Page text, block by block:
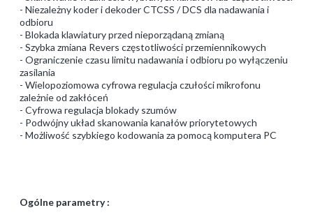
- Niezależny koder i dekoder CTCSS / DCS dla nadawania i
odbioru
- Blokada klawiatury przed nieporządaną zmianą
- Szybka zmiana Revers częstotliwości przemiennikowych
- Ograniczenie czasu limitu nadawania i odbioru po wyłączeniu
zasilania
- Wielopoziomowa cyfrowa regulacja czułości mikrofonu
zależnie od zakłóceń
- Cyfrowa regulacja blokady szumów
- Podwójny układ skanowania kanałów priorytetowych
- Możliwość szybkiego kodowania za pomocą komputera PC
Ogólne parametry :